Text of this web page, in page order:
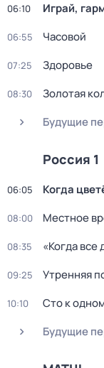
06:10 Играй,
06:55 Часовой
07:25 Здоровье
08:30
Золотая
Будущие
Россия 1
06:05 Когда
08:00 Местное
08:35 «Когда
09:25 Утренняя
10:10
Сто к
Будущие